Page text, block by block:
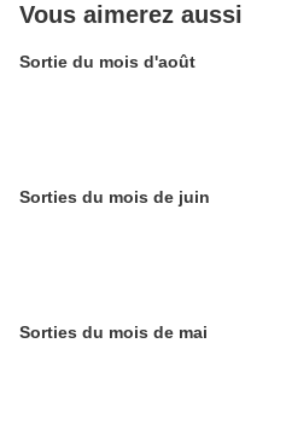
Vous aimerez aussi
Sortie du mois d'août
Sorties du mois de juin
Sorties du mois de mai